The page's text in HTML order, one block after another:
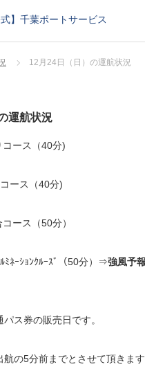
】千葉ポートサービス
12月24日（日）の運航状況
運航状況
ース（40分)
ース（40分)
ース（50分）
ﾐﾈｰｼｮﾝｸﾙｰｽﾞ（50分）⇒強風予
ス券の販売日です。
航の5分前までとさせて頂きます